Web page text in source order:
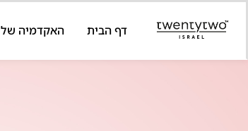
דף הבית האקדמיה של 22 ישראל